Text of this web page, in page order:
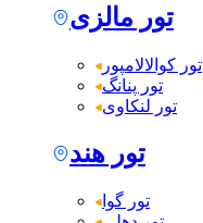
تور مالزی
تور کوالالامپور
تور پنانگ
تور لنکاوی
تور هند
تور گوا